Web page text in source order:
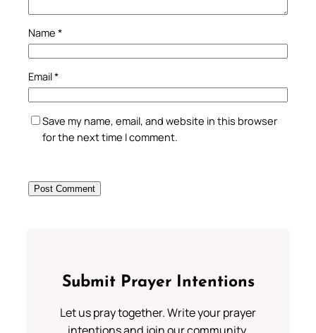
Name *
Email*
Save my name, email, and website in this browser
for the next time I comment.
Submit Prayer Intentions
Let us pray together. Write your prayer
intentions and join our community.